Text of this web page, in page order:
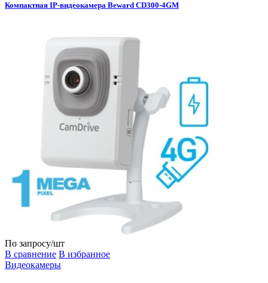
Компактная IP-видеокамера Beward CD300-4GM
По запросу/шт
В сравнение В избранное
Видеокамеры